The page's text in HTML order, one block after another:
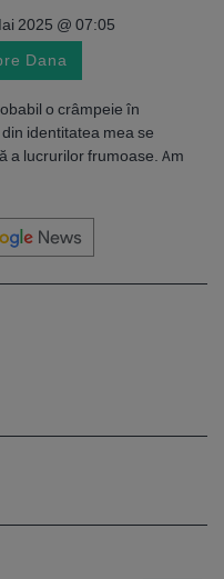
2025 @ 07:05
Dana
o crâmpeie în
identitatea mea se
a lucrurilor frumoase. Am